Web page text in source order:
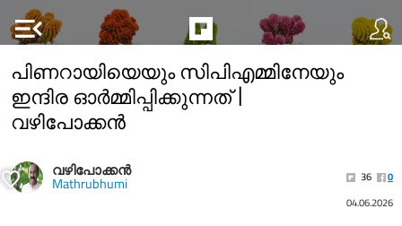
menu_open
പിണറായിയെയും സിപിഎമ്മിനേയും
ഇന്ദിര ഓർമ്മിപ്പിക്കുന്നത് |
വഴിപോക്കൻ
വഴിപോക്കൻ
Mathrubhumi 36
0
04.06.2026